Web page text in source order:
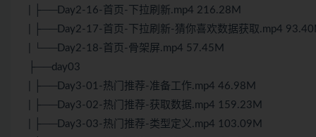
| ├──Day2-16-首页-下拉刷新.mp4 216.28M
| ├──Day2-17-首页-下拉刷新-猜你喜欢数据获取.mp4
| └──Day2-18-首页-骨架屏.mp4 57.45M
├──day03
| ├──Day3-01-热门推荐-准备工作.mp4 46.98M
| ├──Day3-02-热门推荐-获取数据.mp4 159.23M
| ├──Day3-03-热门推荐-类型定义.mp4 103.09M